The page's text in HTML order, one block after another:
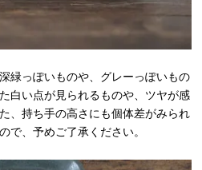
緑っぽいものや、グレーっぽいもの
白い点が見られるものや、ツヤが感
、持ち手の高さにも個体差がみられ
で、予めご了承ください。